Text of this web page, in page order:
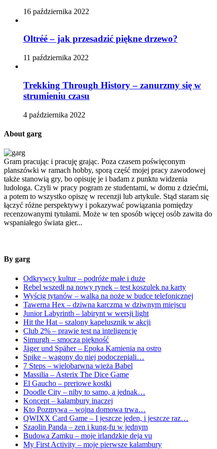
16 października 2022
Oltréé – jak przesadzić piękne drzewo?
11 października 2022
Trekking Through History – zanurzmy się w
strumieniu czasu
4 października 2022
About garg
Gram pracując i pracuję grając. Poza czasem poświęconym
planszówki w ramach hobby, sporą część mojej pracy zawodowej
także stanowią gry, bo opisuję je i badam z punktu widzenia
ludologa. Czyli w pracy pogram ze studentami, w domu z dziećmi,
a potem to wszystko opiszę w recenzji lub artykule. Stąd staram się
łączyć różne perspektywy i pokazywać powiązania pomiędzy
recenzowanymi tytułami. Może w ten sposób więcej osób zawita do
wspaniałego świata gier...
By garg
Odkrywcy kultur – podróże małe i duże
Rebel wszedł na nowy rynek – test koszulek na karty
Wyścig tytanów – walka na noże w budce telefonicznej
Tawerna Hex – dziwna karczma w dziwnym miejscu
Junior Labyrinth – labirynt w wersji light
Hit the Hat – szalony kapelusznik w akcji
Club 2% – prawie test na inteligencję
Simurgh – smocza piękność
Jäger und Späher – Epoka Kamienia na ostro
Spike – wagony do niej podoczepiali…
7 Steps – wielobarwna wieża Babel
Massilia – Asterix The Dice Game
El Gaucho – preriowe kostki
Doodle City – niby to samo, a jednak…
Koncept – kalambury inaczej
Kto Pozmywa – wojna domowa trwa…
QWIXX Card Game – I jeszcze jeden, i jeszcze raz…
Szaolin Panda – zen i kung-fu w jednym
Budowa Zamku – moje irlandzkie deja vu
My First Activity – moje pierwsze kalambury